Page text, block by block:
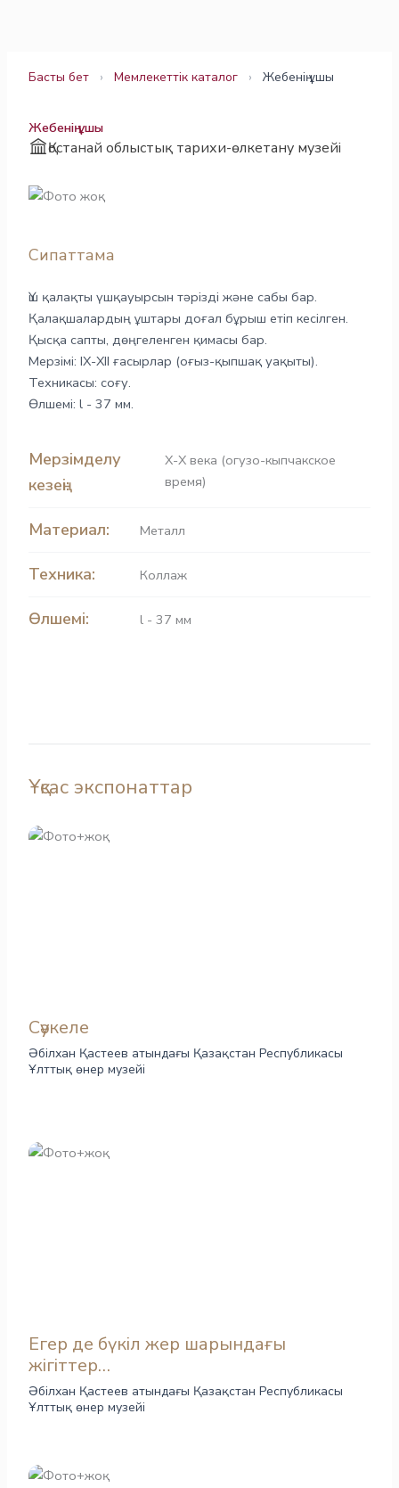
Басты бет › Мемлекеттік каталог › Жебенің ұшы
Жебенің ұшы
Қостанай облыстық тарихи-өлкетану музейі
Сипаттама
Үш қалақты үшқауырсын тәрізді және сабы бар.
Қалақшалардың ұштары доғал бұрыш етіп кесілген.
Қысқа сапты, дөңгеленген қимасы бар.
Мерзімі: IХ-ХII ғасырлар (оғыз-қыпшақ уақыты).
Техникасы: соғу.
Өлшемі: l - 37 мм.
Мерзімделу
кезеңі:
X-X века (огузо-кыпчакское
время)
Материал: Металл
Техника: Коллаж
Өлшемі: l - 37 мм
Ұқсас экспонаттар
Сәукеле
Әбілхан Қастеев атындағы Қазақстан Республикасы
Ұлттық өнер музейі
Егер де бүкіл жер шарындағы
жігіттер…
Әбілхан Қастеев атындағы Қазақстан Республикасы
Ұлттық өнер музейі